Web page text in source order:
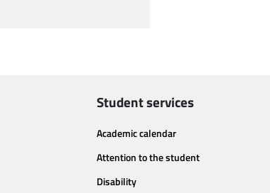
Student services
Academic calendar
Attention to the student
Disability